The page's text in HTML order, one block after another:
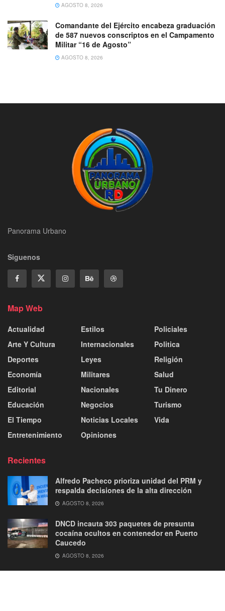
AGOSTO 8, 2026
Comandante del Ejército encabeza graduación
de 587 nuevos conscriptos en el Campamento
Militar “16 de Agosto”
AGOSTO 8, 2026
Panorama Urbano
Siguenos
Map Web
Actualidad
Arte Y Cultura
Deportes
Economía
Editorial
Educación
El Tiempo
Entretenimiento
Estilos
Internacionales
Leyes
Militares
Nacionales
Negocios
Noticias Locales
Opiniones
Policiales
Politica
Religión
Salud
Tu Dinero
Turismo
Vida
Recientes
Alfredo Pacheco prioriza unidad del PRM y
respalda decisiones de la alta dirección
AGOSTO 8, 2026
DNCD incauta 303 paquetes de presunta
cocaína ocultos en contenedor en Puerto
Caucedo
AGOSTO 8, 2026